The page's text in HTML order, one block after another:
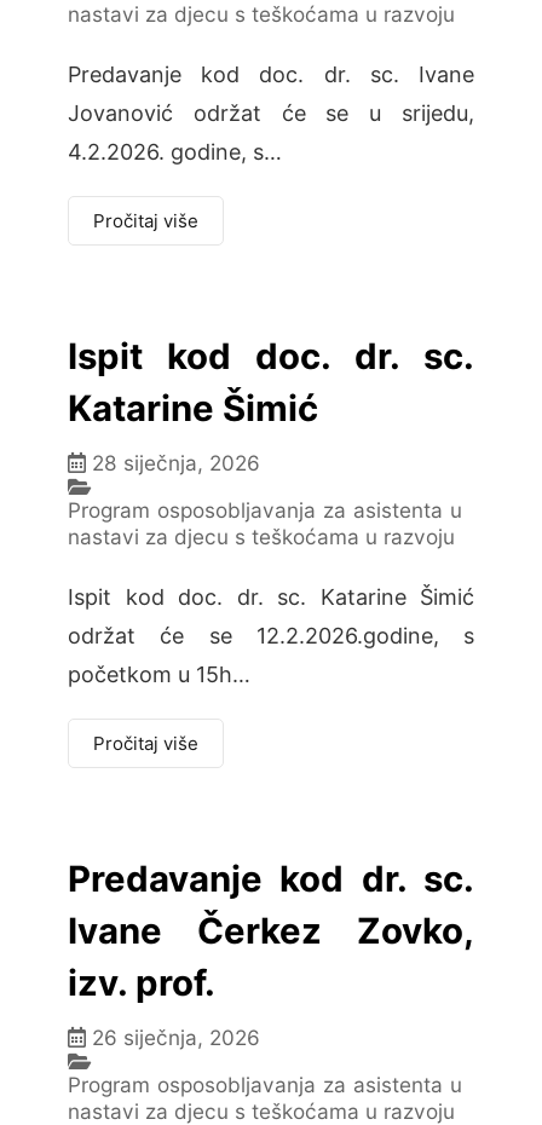
nastavi za djecu s teškoćama u razvoju
Predavanje kod doc. dr. sc. Ivane
Jovanović održat će se u srijedu,
4.2.2026. godine, s…
Pročitaj više
Ispit kod doc. dr. sc.
Katarine Šimić
28 siječnja, 2026
Program osposobljavanja za asistenta u
nastavi za djecu s teškoćama u razvoju
Ispit kod doc. dr. sc. Katarine Šimić
održat će se 12.2.2026.godine, s
početkom u 15h…
Pročitaj više
Predavanje kod dr. sc.
Ivane Čerkez Zovko,
izv. prof.
26 siječnja, 2026
Program osposobljavanja za asistenta u
nastavi za djecu s teškoćama u razvoju